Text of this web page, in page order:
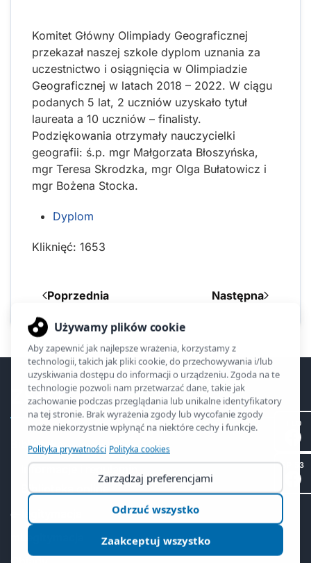
Komitet Główny Olimpiady Geograficznej
przekazał naszej szkole dyplom uznania za
uczestnictwo i osiągnięcia w Olimpiadzie
Geograficznej w latach 2018 – 2022. W ciągu
podanych 5 lat, 2 uczniów uzyskało tytuł
laureata a 10 uczniów – finalisty.
Podziękowania otrzymały nauczycielki
geografii: ś.p. mgr Małgorzata Błoszyńska,
mgr Teresa Skrodzka, mgr Olga Bułatowicz i
mgr Bożena Stocka.
Dyplom
Kliknięć: 1653
Poprzednia Następna
ZSO2
Biblioteka
Informacje i regulamin
Biblioteka online
e-legitymacja
II LO
SP 53